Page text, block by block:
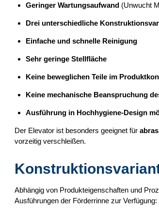
Geringer Wartungsaufwand(Unwucht
Drei unterschiedliche
Einfache und schnelle Reinigung
Sehr geringe Stellfläche
Keine beweglichen Teile im
Keine mechanische Beanspruchung
Ausführung in Hochhygiene-Design
Der Elevator ist besonders geeignet für
vorzeitig verschleißen.
Abhängig von Produkteigenschaften und
Ausführungen der Förderrinne zur Verfügung: